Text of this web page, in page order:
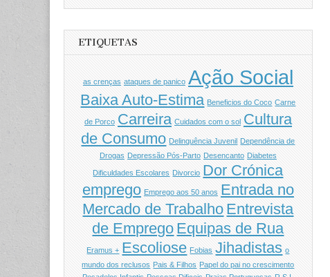
ETIQUETAS
as crenças ataques de panico Ação Social
Baixa Auto-Estima Beneficios do Coco Carne
de Porco Carreira Cuidados com o sol Cultura
de Consumo Delinquência Juvenil
Dependência de
Drogas Depressão Pós-Parto Desencanto Diabetes
Dificuldades Escolares Divorcio Dor Crónica
emprego Emprego aos 50 anos Entrada no
Mercado de Trabalho Entrevista
de Emprego Equipas de Rua
Eramus + Escoliose Fobias Jihadistas o
mundo dos reclusos Pais & Filhos Papel do pai no crescimento